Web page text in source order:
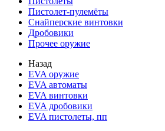
Пистолет-пулемёты
Снайперские винтовки
Дробовики
Прочее оружие
Назад
EVA оружие
EVA автоматы
EVA винтовки
EVA дробовики
EVA пистолеты, пп